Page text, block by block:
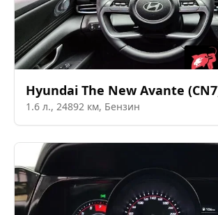
Hyundai The New Avante
1.6 л., 24892 км, Бензин